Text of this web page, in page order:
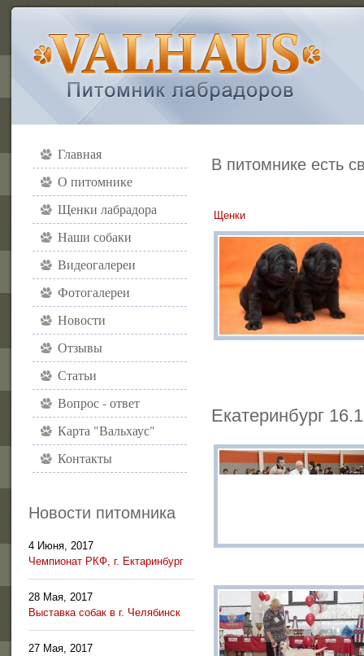
Главная
О питомнике
Щенки лабрадора
Наши собаки
Видеогалереи
Фотогалереи
Новости
Отзывы
Статьи
Вопрос - ответ
Карта "Вальхаус"
Контакты
Новости питомника
4 Июня, 2017
Чемпионат РКФ, г. Ектаринбург
28 Мая, 2017
Выставка собак в г. Челябинск
27 Мая, 2017
В питомнике есть
Щенки
Екатеринбург